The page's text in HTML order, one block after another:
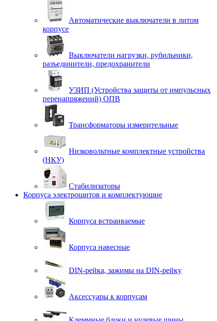
Автоматические выключатели в литом
корпусе
Выключатели нагрузки, рубильники,
разъединители, предохранители
УЗИП (Устройства защиты от импульсных
перенапряжений) ОПВ
Трансформаторы измерительные
Низковольтные комплектные устройства
(НКУ)
Стабилизаторы
Корпуса электрощитов и комплектующие
Корпуса встраиваемые
Корпуса навесные
DIN-рейка, зажимы на DIN-рейку
Аксессуары к корпусам